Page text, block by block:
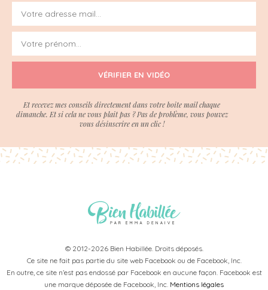
VÉRIFIER EN VIDÉO
Et recevez mes conseils directement dans votre boite mail chaque
dimanche. Et si cela ne vous plait pas ? Pas de problème, vous pouvez
vous désinscrire en un clic !
© 2012-2026 Bien Habillée. Droits déposés.
Ce site ne fait pas partie du site web Facebook ou de Facebook, Inc.
En outre, ce site n’est pas endossé par Facebook en aucune façon. Facebook est
une marque déposée de Facebook, Inc. Mentions légales